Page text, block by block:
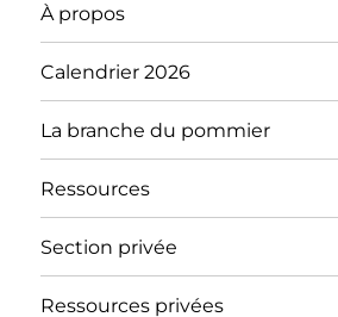
À propos
Calendrier 2026
La branche du pommier
Ressources
Section privée
Ressources privées